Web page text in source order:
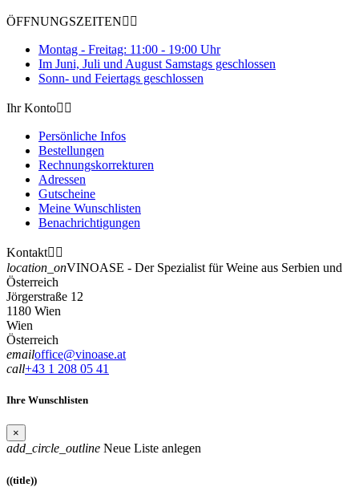
ÖFFNUNGSZEITEN 
Montag - Freitag: 11:00 - 19:00 Uhr
Im Juni, Juli und August Samstags geschlossen
Sonn- und Feiertags geschlossen
Ihr Konto 
Persönliche Infos
Bestellungen
Rechnungskorrekturen
Adressen
Gutscheine
Meine Wunschlisten
Benachrichtigungen
Kontakt 
location_onVINOASE - Der Spezialist für Weine aus Serbien und
Österreich
Jörgerstraße 12
1180 Wien
Wien
Österreich
emailoffice@vinoase.at
call+43 1 208 05 41
Ihre Wunschlisten
×
add_circle_outline Neue Liste anlegen
((title))